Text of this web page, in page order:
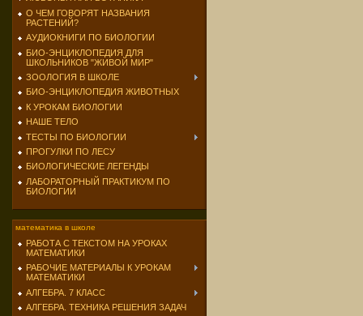
О ЧЕМ ГОВОРЯТ НАЗВАНИЯ
РАСТЕНИЙ?
АУДИОКНИГИ ПО БИОЛОГИИ
БИО-ЭНЦИКЛОПЕДИЯ ДЛЯ
ШКОЛЬНИКОВ "ЖИВОЙ МИР"
ЗООЛОГИЯ В ШКОЛЕ
БИО-ЭНЦИКЛОПЕДИЯ ЖИВОТНЫХ
К УРОКАМ БИОЛОГИИ
НАШЕ ТЕЛО
ТЕСТЫ ПО БИОЛОГИИ
ПРОГУЛКИ ПО ЛЕСУ
БИОЛОГИЧЕСКИЕ ЛЕГЕНДЫ
ЛАБОРАТОРНЫЙ ПРАКТИКУМ ПО
БИОЛОГИИ
математика в школе
РАБОТА С ТЕКСТОМ НА УРОКАХ
МАТЕМАТИКИ
РАБОЧИЕ МАТЕРИАЛЫ К УРОКАМ
МАТЕМАТИКИ
АЛГЕБРА. 7 КЛАСС
АЛГЕБРА. ТЕХНИКА РЕШЕНИЯ ЗАДАЧ